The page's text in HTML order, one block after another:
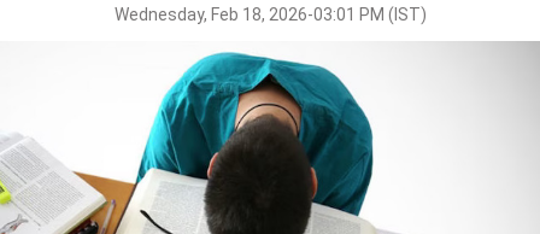
Wednesday, Feb 18, 2026-03:01 PM (IST)